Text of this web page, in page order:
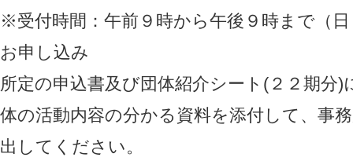
※受付時間：午前９時から午後９時まで（
お申し込み
所定の申込書及び団体紹介シート(２２期分)
体の活動内容の分かる資料を添付して、事
出してください。